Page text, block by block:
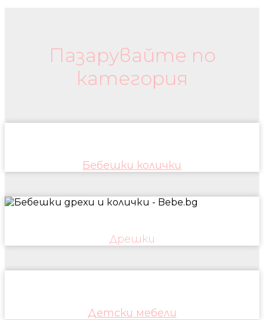
Пазарувайте по
категория
Бебешки колички
Дрешки
Детски мебели